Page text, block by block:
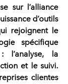
sur l’alliance
d’outils
rejoignent le
spécifique
la
et le suivi.
clientes